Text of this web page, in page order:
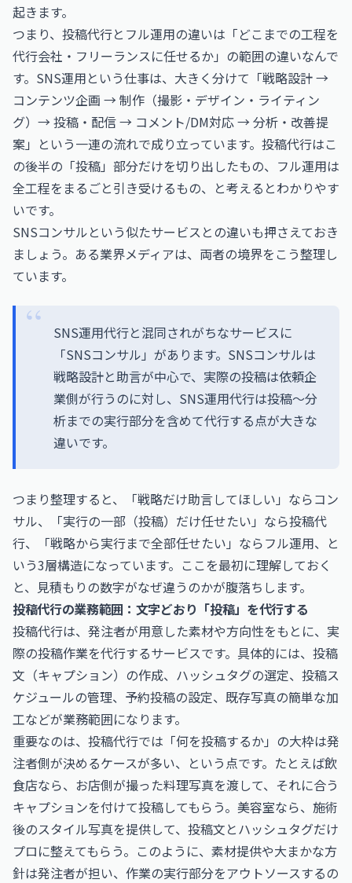
起きます。
つまり、投稿代行とフル運用の違いは「どこまでの工程を
代行会社・フリーランスに任せるか」の範囲の違いなんで
す。SNS運用という仕事は、大きく分けて「戦略設計 →
コンテンツ企画 → 制作（撮影・デザイン・ライティン
グ）→ 投稿・配信 → コメント/DM対応 → 分析・改善提
案」という一連の流れで成り立っています。投稿代行はこ
の後半の「投稿」部分だけを切り出したもの、フル運用は
全工程をまるごと引き受けるもの、と考えるとわかりやす
いです。
SNSコンサルという似たサービスとの違いも押さえておき
ましょう。ある業界メディアは、両者の境界をこう整理し
ています。
SNS運用代行と混同されがちなサービスに
「SNSコンサル」があります。SNSコンサルは
戦略設計と助言が中心で、実際の投稿は依頼企
業側が行うのに対し、SNS運用代行は投稿〜分
析までの実行部分を含めて代行する点が大きな
違いです。
つまり整理すると、「戦略だけ助言してほしい」ならコン
サル、「実行の一部（投稿）だけ任せたい」なら投稿代
行、「戦略から実行まで全部任せたい」ならフル運用、と
いう3層構造になっています。ここを最初に理解しておく
と、見積もりの数字がなぜ違うのかが腹落ちします。
投稿代行の業務範囲：文字どおり「投稿」を代行する
投稿代行は、発注者が用意した素材や方向性をもとに、実
際の投稿作業を代行するサービスです。具体的には、投稿
文（キャプション）の作成、ハッシュタグの選定、投稿ス
ケジュールの管理、予約投稿の設定、既存写真の簡単な加
工などが業務範囲になります。
重要なのは、投稿代行では「何を投稿するか」の大枠は発
注者側が決めるケースが多い、という点です。たとえば飲
食店なら、お店側が撮った料理写真を渡して、それに合う
キャプションを付けて投稿してもらう。美容室なら、施術
後のスタイル写真を提供して、投稿文とハッシュタグだけ
プロに整えてもらう。このように、素材提供や大まかな方
針は発注者が担い、作業の実行部分をアウトソースするの